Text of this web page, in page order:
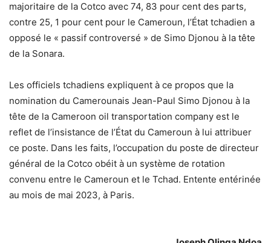
majoritaire de la Cotco avec 74, 83 pour cent des parts,
contre 25, 1 pour cent pour le Cameroun, l’État tchadien a
opposé le « passif controversé » de Simo Djonou à la tête
de la Sonara.
Les officiels tchadiens expliquent à ce propos que la
nomination du Camerounais Jean-Paul Simo Djonou à la
tête de la Cameroon oil transportation company est le
reflet de l’insistance de l’État du Cameroun à lui attribuer
ce poste. Dans les faits, l’occupation du poste de directeur
général de la Cotco obéit à un système de rotation
convenu entre le Cameroun et le Tchad. Entente entérinée
au mois de mai 2023, à Paris.